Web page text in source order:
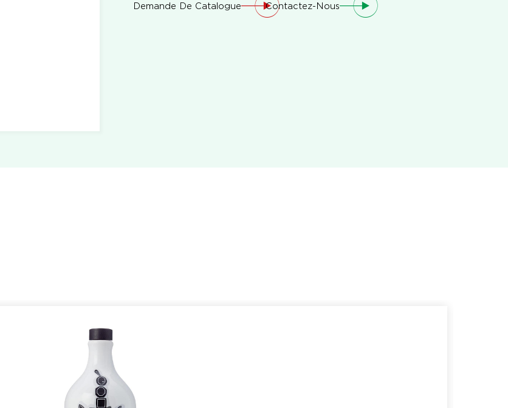
Demande De Catalogue Contactez-Nous